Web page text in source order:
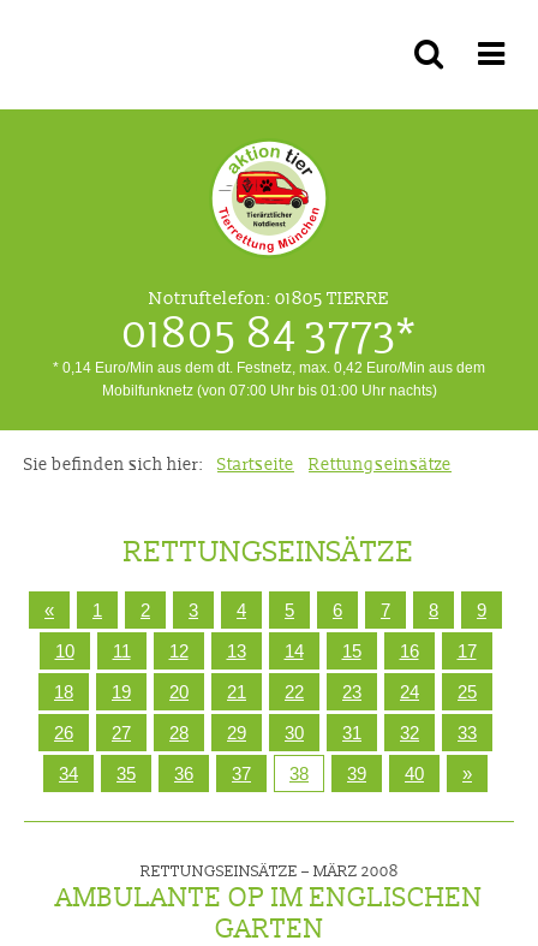
Notruftelefon: 01805 TIERRE
01805 84 3773*
* 0,14 Euro/Min aus dem dt. Festnetz, max. 0,42 Euro/Min aus dem
Mobilfunknetz (von 07:00 Uhr bis 01:00 Uhr nachts)
Sie befinden sich hier: Startseite Rettungseinsätze
RETTUNGSEINSÄTZE
« 1 2 3 4 5 6 7 8
9
10
11 12 13 14 15 16
17
18
19 20 21 22 23 24
25
26
27 28 29 30 31 32
33
34
35 36 37 38 39 40 »
RETTUNGSEINSÄTZE – MÄRZ 2008
AMBULANTE OP IM ENGLISCHEN
GARTEN